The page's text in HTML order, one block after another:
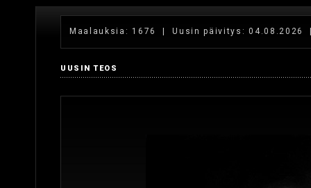
Maalauksia: 1676 | Uusin päivitys:
UUSIN TEOS